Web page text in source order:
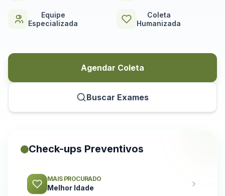
Equipe
Especializada
Coleta
Humanizada
Agendar Coleta
Buscar Exames
Check-ups Preventivos
MAIS PROCURADO
Melhor Idade